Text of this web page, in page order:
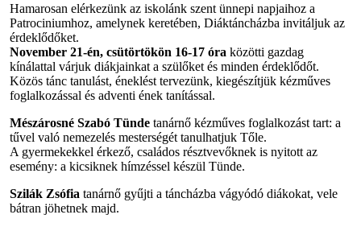
Hamarosan elérkezünk az iskolánk szent ünnepi napjaihoz a
Patrociniumhoz, amelynek keretében, Diáktáncházba invitáljuk az
érdeklődőket.
November 21-én, csütörtökön 16-17 óra közötti gazdag
kínálattal várjuk diákjainkat a szülőket és minden érdeklődőt.
Közös tánc tanulást, éneklést tervezünk, kiegészítjük kézműves
foglalkozással és adventi ének tanítással.
Mészárosné Szabó Tünde tanárnő kézműves foglalkozást tart: a
tűvel való nemezelés mesterségét tanulhatjuk Tőle.
A gyermekekkel érkező, családos résztvevőknek is nyitott az
esemény: a kicsiknek hímzéssel készül Tünde.
Szilák Zsófia tanárnő gyűjti a táncházba vágyódó diákokat, vele
bátran jöhetnek majd.